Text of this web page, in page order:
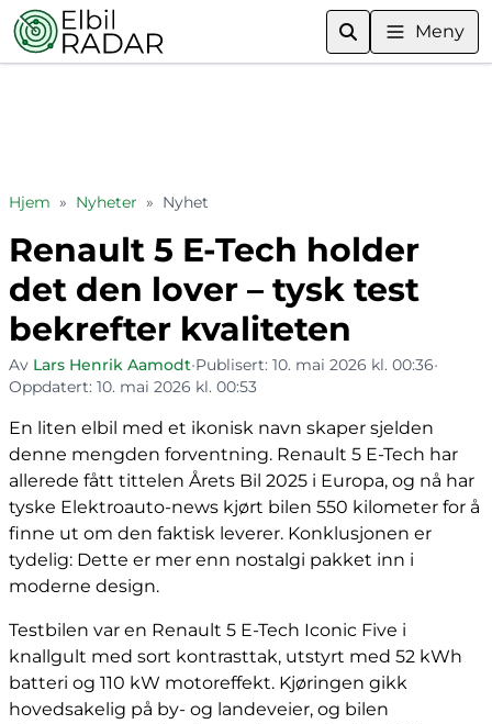
Meny
Hjem » Nyheter » Nyhet
Renault 5 E-Tech holder
det den lover – tysk test
bekrefter kvaliteten
Av Lars Henrik Aamodt•Publisert: 10. mai 2026 kl. 00:36•
Oppdatert: 10. mai 2026 kl. 00:53
En liten elbil med et ikonisk navn skaper sjelden
denne mengden forventning. Renault 5 E-Tech har
allerede fått tittelen Årets Bil 2025 i Europa, og nå har
tyske Elektroauto-news kjørt bilen 550 kilometer for å
finne ut om den faktisk leverer. Konklusjonen er
tydelig: Dette er mer enn nostalgi pakket inn i
moderne design.
Testbilen var en Renault 5 E-Tech Iconic Five i
knallgult med sort kontrasttak, utstyrt med 52 kWh
batteri og 110 kW motoreffekt. Kjøringen gikk
hovedsakelig på by- og landeveier, og bilen